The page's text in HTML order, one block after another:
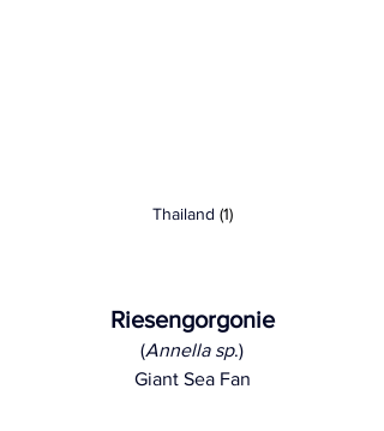
Thailand (1)
Riesengorgonie
(Annella sp.)
Giant Sea Fan